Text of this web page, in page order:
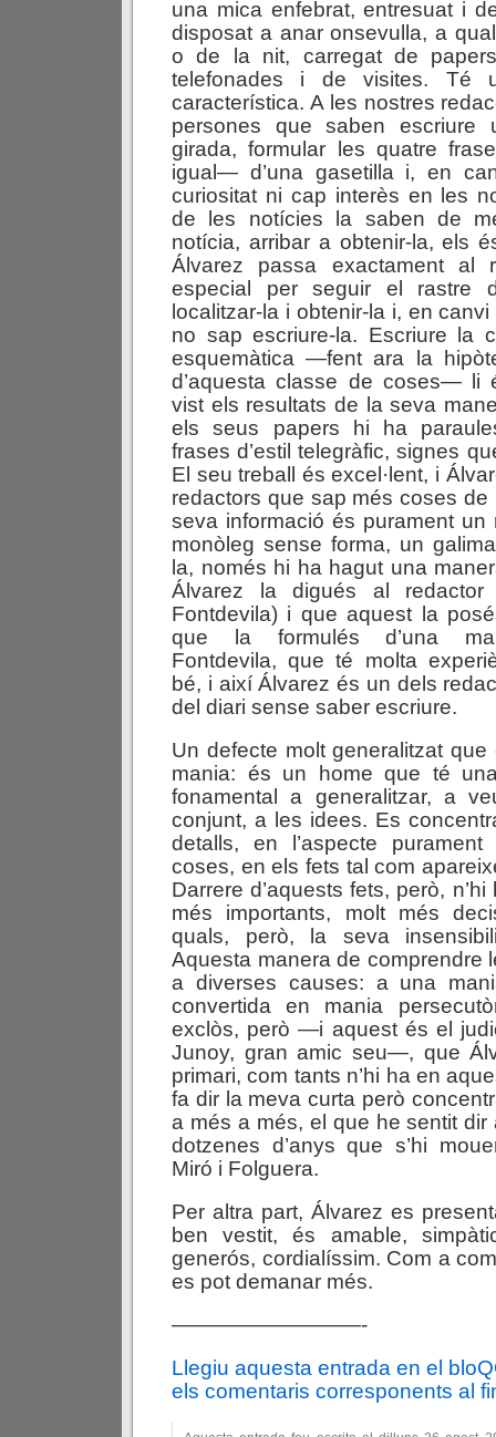
una mica enfebrat, entresuat i
disposat a anar onsevulla, a
o de la nit, carregat de
telefonades i de visites. Té
característica. A les nostres
persones que saben escriure
girada, formular les quatre
igual— d’una gasetilla i, en
curiositat ni cap interès en les
de les notícies la saben de
notícia, arribar a obtenir-la, els
Álvarez passa exactament al
especial per seguir el rastre
localitzar-la i obtenir-la i, en
no sap escriure-la. Escriure la
esquemàtica —fent ara la
d’aquesta classe de coses— li
vist els resultats de la seva
els seus papers hi ha
frases d’estil telegràfic, signes
El seu treball és excel·lent, i
redactors que sap més coses de
seva informació és purament un
monòleg sense forma, un
la, només hi ha hagut una
Álvarez la digués al
Fontdevila) i que aquest la
que la formulés d’una
Fontdevila, que té molta
bé, i així Álvarez és un dels
del diari sense saber escriure.
Un defecte molt generalitzat
mania: és un home que té
fonamental a generalitzar, a
conjunt, a les idees. Es
detalls, en l’aspecte
coses, en els fets tal com
Darrere d’aquests fets, però,
més importants, molt més
quals, però, la seva
Aquesta manera de comprendre
a diverses causes: a una
convertida en mania
exclòs, però —i aquest és el
Junoy, gran amic seu—, que
primari, com tants n’hi ha en
fa dir la meva curta però
a més a més, el que he sentit
dotzenes d’anys que s’hi
Miró i Folguera.
Per altra part, Álvarez es
ben vestit, és amable,
generós, cordialíssim. Com a
es pot demanar més.
—————————-
Llegiu aquesta entrada en el
els comentaris corresponents al